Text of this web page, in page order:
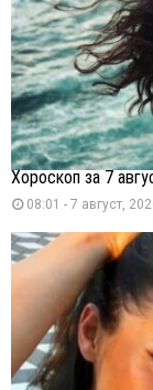
Хороскоп за 7
08:01 - 7 август,